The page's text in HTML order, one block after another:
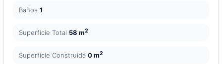
Baños 1
Superficie Total 58 m2
Superficie Construida 0 m2